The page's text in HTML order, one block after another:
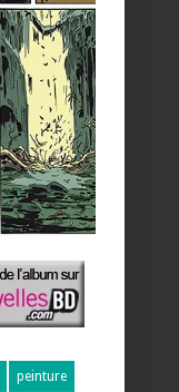
peinture